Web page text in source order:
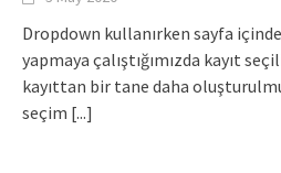
Dropdown kullanırken sayfa
yapmaya çalıştığımızda kayıt
kayıttan bir tane daha
seçim [...]